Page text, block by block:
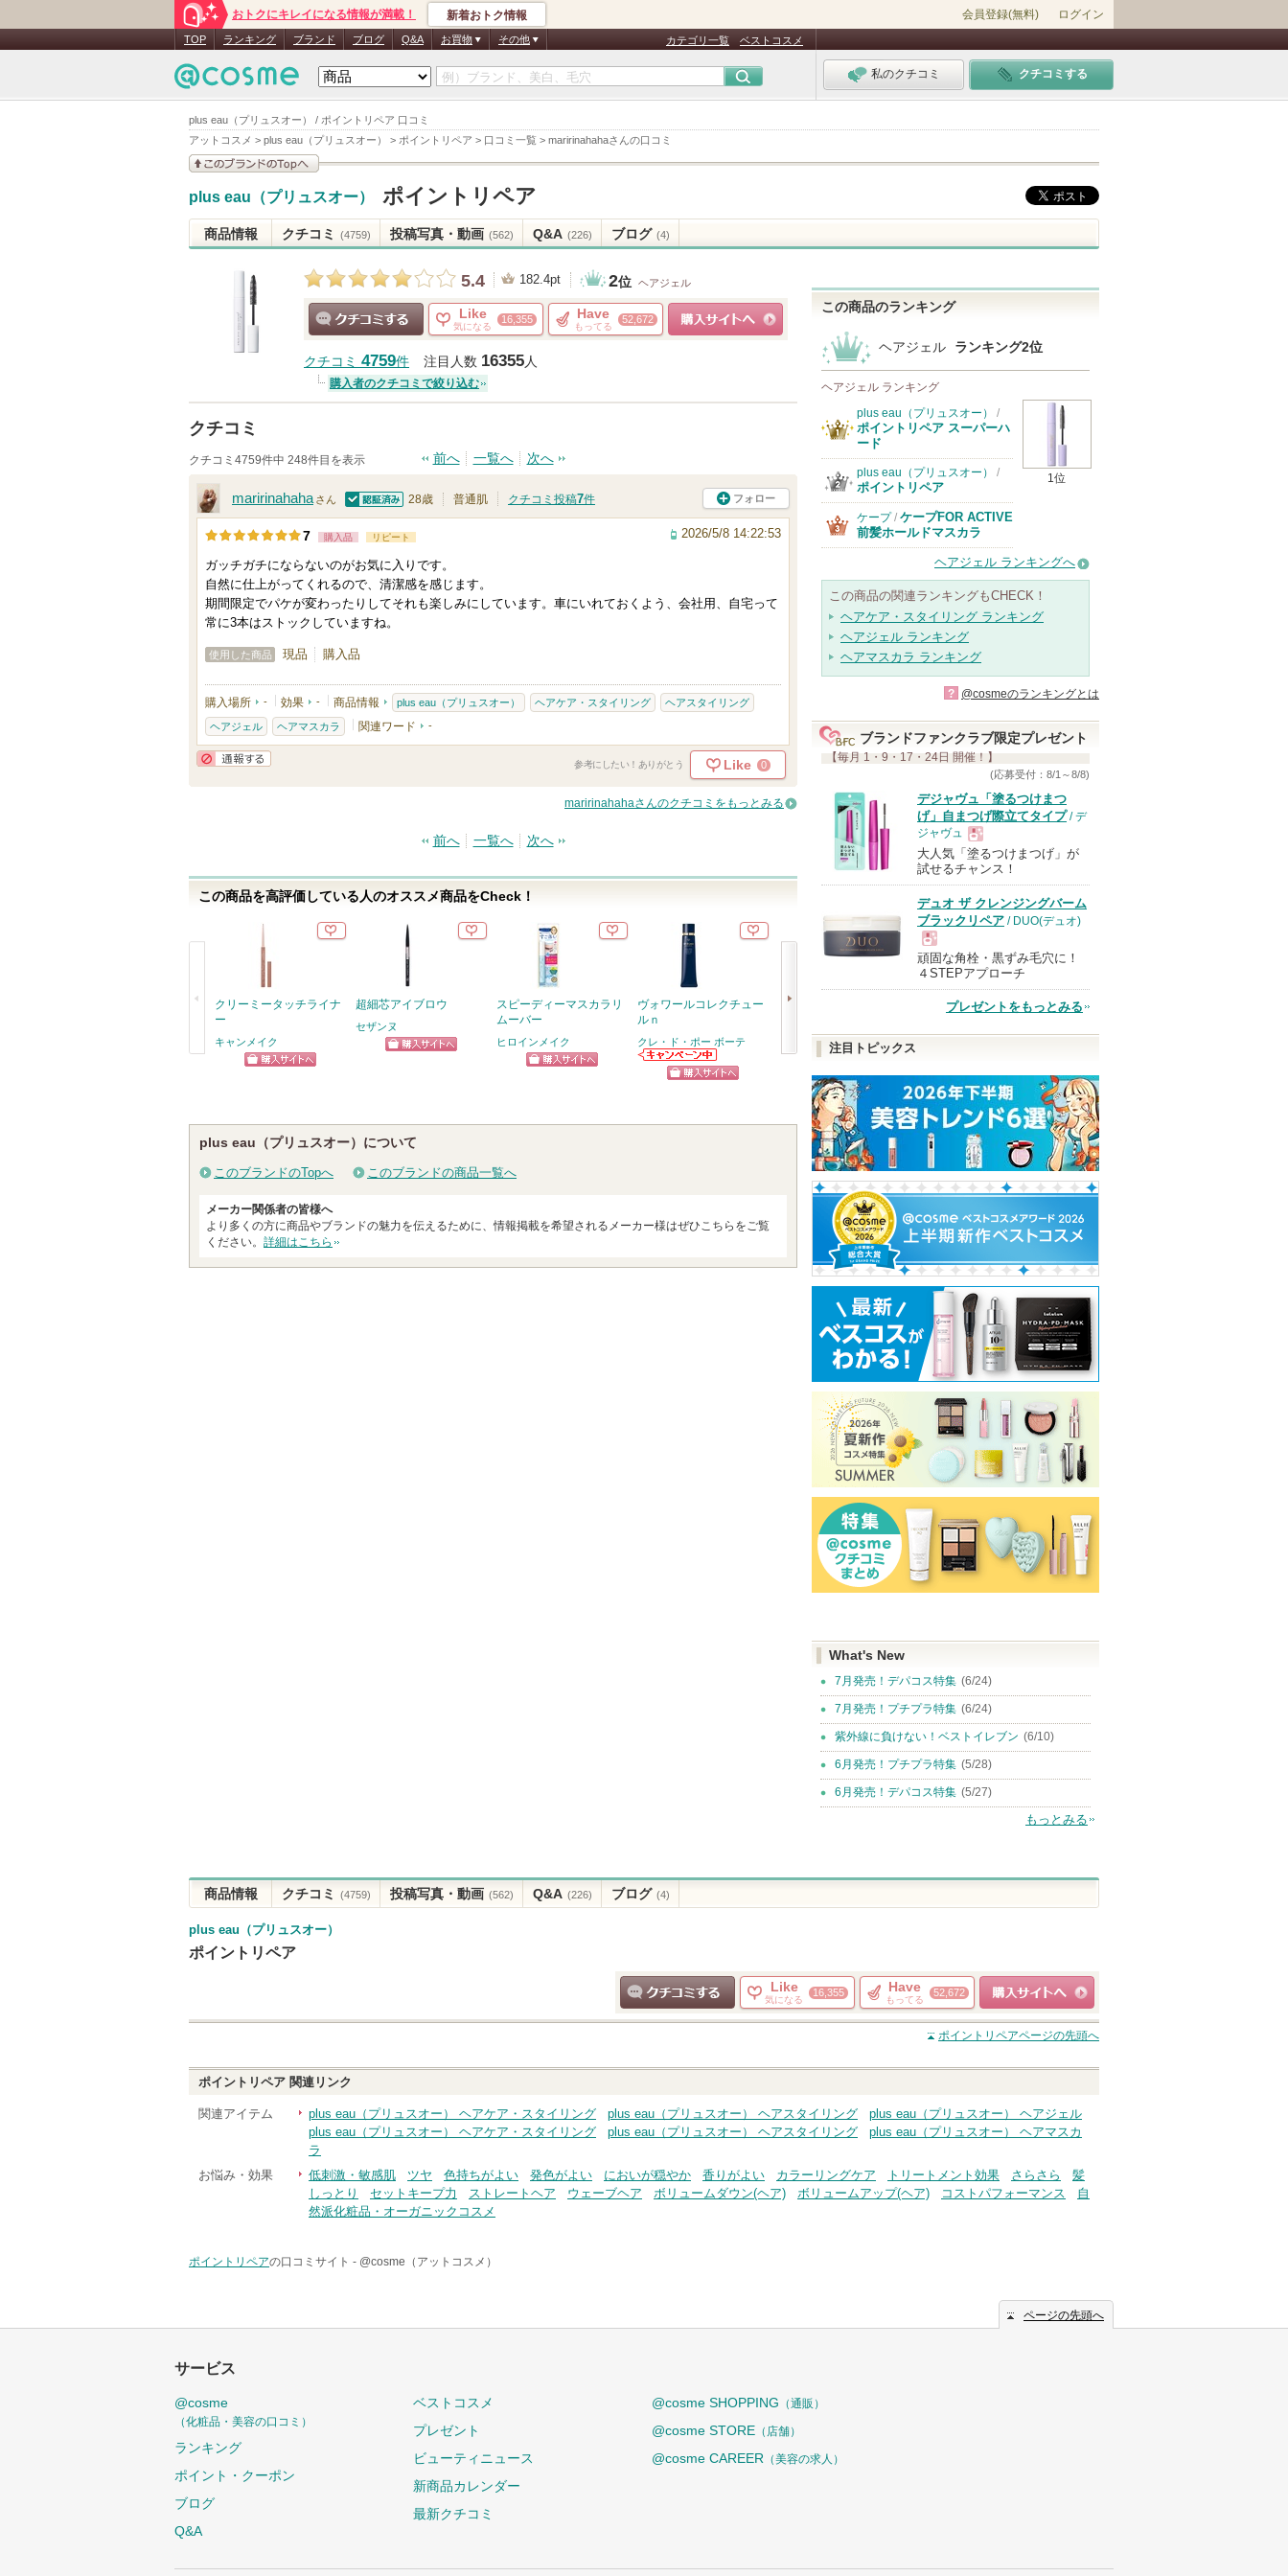
plus eau（プリュスオー） / ポイントリペア 口コミ
アットコスメ > plus eau（プリュスオー） > ポイントリペア > 口コミ一覧 > maririnahahaさんの口コミ
おトクにキレイになる情報が満載！ 新着おトク情報 会員登録(無料) ログイン
TOP ランキング ブランド ブログ Q&A お買物 その他 カテゴリ一覧 ベストコスメ
私のクチコミ クチコミする
見る
plus eau（プリュスオー） ポイントリペア
商品情報 クチコミ (4759) 投稿写真・動画 (562) Q&A (226) ブログ (4)
5.4 182.4pt 2位 ヘアジェル
Like
気になる
16,355 Have
もってる
52,672
クチコミ 4759件 注目人数 16355人
購入者のクチコミで絞り込む
クチコミ
クチコミ4759件中 248件目を表示 前へ 一覧へ 次へ
maririnahaha さん
認証済
28歳 普通肌 クチコミ投稿7件 フォロー
7 購入品 リピート 2026/5/8 14:22:53
ガッチガチにならないのがお気に入りです。
自然に仕上がってくれるので、清潔感を感じます。
期間限定でパケが変わったりしてそれも楽しみにしています。車にいれておくよう、会社用、自宅って
常に3本はストックしていますね。
使用した商品 現品 購入品
購入場所 - 効果 - 商品情報 plus eau（プリュスオー） ヘアケア・スタイリング ヘアスタイリング
ヘアジェル ヘアマスカラ 関連ワード -
参考にしたい！ありがとう Like 0
maririnahahaさんのクチコミをもっとみる
前へ 一覧へ 次へ
この商品を高評価している人のオススメ商品をCheck！
クリーミータッチライナ
ー
キャンメイク
超細芯アイブロウ
セザンヌ
スピーディーマスカラリ
ムーバー
ヒロインメイク
ヴォワールコレクチュー
ルｎ
クレ・ド・ポー ボーテ
クレ・ド・ポー
ボーテからのお
スキンクリア クレンズ
フレシングシトラスの香
り
アテニアからの
お知らせがあり
ます
ショッピン
グサイトへ
5番 白玉グルタチオンC
ショッピン
グサイトへ
リップモンスター
グサイトへ
plus eau（プリュスオー）について
このブランドのTopへ このブランドの商品一覧へ
メーカー関係者の皆様へ
より多くの方に商品やブランドの魅力を伝えるために、情報掲載を希望されるメーカー様はぜひこちらをご覧
ください。 詳細はこちら
この商品のランキング
ヘアジェル ランキング2位
ヘアジェル ランキング
1位
plus eau（プリュスオー） /
ポイントリペア スーパーハ
ード
plus eau（プリュスオー） /
ポイントリペア
ケープ/ ケープFOR ACTIVE
前髪ホールドマスカラ
ヘアジェル ランキングへ
この商品の関連ランキングもCHECK！
ヘアケア・スタイリング ランキング
ヘアジェル ランキング
ヘアマスカラ ランキング
? @cosmeのランキングとは
ブランドファンクラブ限定プレゼント
【毎月 1・9・17・24日 開催！】
(応募受付：8/1～8/8)
デジャヴュ「塗るつけまつ
げ」自まつげ際立てタイプ/ デ
ジャヴュ
現
品
大人気「塗るつけまつげ」が
試せるチャンス！
デュオ ザ クレンジングバーム
ブラックリペア / DUO(デュオ)
現
頑固な角栓・黒ずみ毛穴に！
４STEPアプローチ
プレゼントをもっとみる
注目トピックス
What's New
7月発売！デパコス特集 (6/24)
7月発売！プチプラ特集 (6/24)
紫外線に負けない！ベストイレブン (6/10)
6月発売！プチプラ特集 (5/28)
6月発売！デパコス特集 (5/27)
もっとみる
商品情報 クチコミ (4759) 投稿写真・動画 (562) Q&A (226) ブログ (4)
plus eau（プリュスオー）
ポイントリペア
クチコミする
Like
気になる
16,355 Have
もってる
52,672
ショッピングサイト
へ
ポイントリペアページの先頭へ
ポイントリペア 関連リンク
関連アイテム plus eau（プリュスオー） ヘアケア・スタイリング plus eau（プリュスオー） ヘアスタイリング
plus eau（プリュスオー） ヘアジェル
plus eau（プリュスオー） ヘアケア・スタイリング
plus eau（プリュスオー） ヘアスタイリング
plus eau（プリュスオー） ヘアマスカ
ラ
お悩み・効果
低刺激・敏感肌 ツヤ 色持ちがよい 発色がよい においが穏やか 香りがよい カラーリングケア トリートメント効果 さらさら
髪
しっとり
セットキープ力 ストレートヘア ウェーブヘア ボリュームダウン(ヘア) ボリュームアップ(ヘア) コストパフォーマンス
自
然派化粧品・オーガニックコスメ
ポイントリペアの口コミサイト - @cosme（アットコスメ）
ページの先頭へ
サービス
@cosme
（化粧品・美容の口コミ）
ランキング
ポイント・クーポン
ブログ
Q&A
ベストコスメ
プレゼント
ビューティニュース
新商品カレンダー
最新クチコミ
@cosme SHOPPING （通販）
@cosme STORE （店舗）
@cosme CAREER （美容の求人）